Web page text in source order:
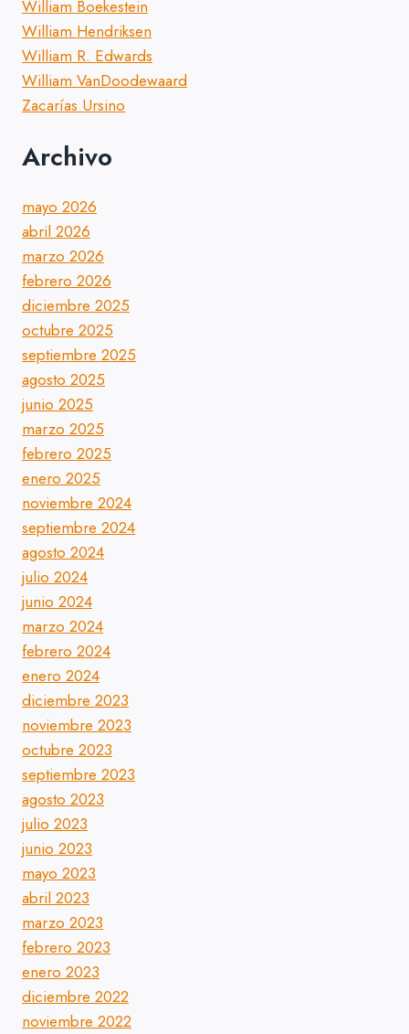
William Boekestein
William Hendriksen
William R. Edwards
William VanDoodewaard
Zacarías Ursino
Archivo
mayo 2026
abril 2026
marzo 2026
febrero 2026
diciembre 2025
octubre 2025
septiembre 2025
agosto 2025
junio 2025
marzo 2025
febrero 2025
enero 2025
noviembre 2024
septiembre 2024
agosto 2024
julio 2024
junio 2024
marzo 2024
febrero 2024
enero 2024
diciembre 2023
noviembre 2023
octubre 2023
septiembre 2023
agosto 2023
julio 2023
junio 2023
mayo 2023
abril 2023
marzo 2023
febrero 2023
enero 2023
diciembre 2022
noviembre 2022